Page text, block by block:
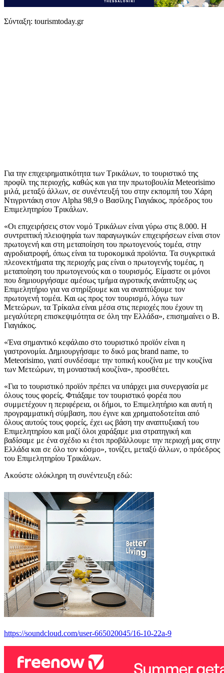
Σύνταξη: tourismtoday.gr
Για την επιχειρηματικότητα των Τρικάλων, το τουριστικό της
προφίλ της περιοχής, καθώς και για την πρωτοβουλία Meteorisimo
μιλά, μεταξύ άλλων, σε συνέντευξή του στην εκπομπή του Χάρη
Ντιγριντάκη στον Alpha 98,9 ο Βασίλης Γιαγιάκος, πρόεδρος του
Επιμελητηρίου Τρικάλων.
«Οι επιχειρήσεις στον νομό Τρικάλων είναι γύρω στις 8.000. Η
συντριπτική πλειοψηφία των παραγωγικών επιχειρήσεων είναι στον
πρωτογενή και στη μεταποίηση του πρωτογενούς τομέα, στην
αγροδιατροφή, όπως είναι τα τυροκομικά προϊόντα. Τα συγκριτικά
πλεονεκτήματα της περιοχής μας είναι ο πρωτογενής τομέας, η
μεταποίηση του πρωτογενούς και ο τουρισμός. Είμαστε οι μόνοι
που δημιουργήσαμε αμέσως τμήμα αγροτικής ανάπτυξης ως
Επιμελητήριο για να στηρίξουμε και να αναπτύξουμε τον
πρωτογενή τομέα. Και ως προς τον τουρισμό, λόγω των
Μετεώρων, τα Τρίκαλα είναι μέσα στις περιοχές που έχουν τη
μεγαλύτερη επισκεψιμότητα σε όλη την Ελλάδα», επισημαίνει ο Β.
Γιαγιάκος.
«Ένα σημαντικό κεφάλαιο στο τουριστικό προϊόν είναι η
γαστρονομία. Δημιουργήσαμε το δικό μας brand name, το
Meteorisimo, γιατί συνδέσαμε την τοπική κουζίνα με την κουζίνα
των Μετεώρων, τη μοναστική κουζίνα», προσθέτει.
«Για το τουριστικό προϊόν πρέπει να υπάρχει μια συνεργασία με
όλους τους φορείς. Φτιάξαμε τον τουριστικό φορέα που
συμμετέχουν η περιφέρεια, οι δήμοι, το Επιμελητήριο και αυτή η
προγραμματική σύμβαση, που έγινε και χρηματοδοτείται από
όλους αυτούς τους φορείς, έχει ως βάση την αναπτυξιακή του
Επιμελητηρίου και μαζί όλοι χαράξαμε μια στρατηγική και
βαδίσαμε με ένα σχέδιο κι έτσι προβάλλουμε την περιοχή μας στην
Ελλάδα και σε όλο τον κόσμο», τονίζει, μεταξύ άλλων, ο πρόεδρος
του Επιμελητηρίου Τρικάλων.
Ακούστε ολόκληρη τη συνέντευξη εδώ:
https://soundcloud.com/user-665020045/16-10-22a-9